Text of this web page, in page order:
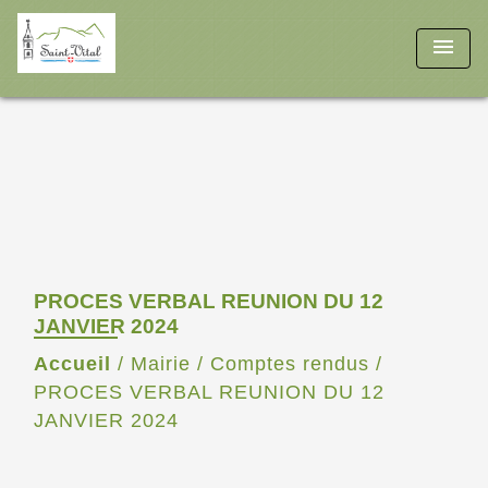
menu
PROCES VERBAL REUNION DU 12
JANVIER 2024
Accueil / Mairie / Comptes rendus /
PROCES VERBAL REUNION DU 12
JANVIER 2024